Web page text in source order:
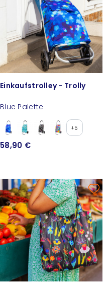
Einkaufstrolley - Trolly
Blue Palette
+5
58,90 €